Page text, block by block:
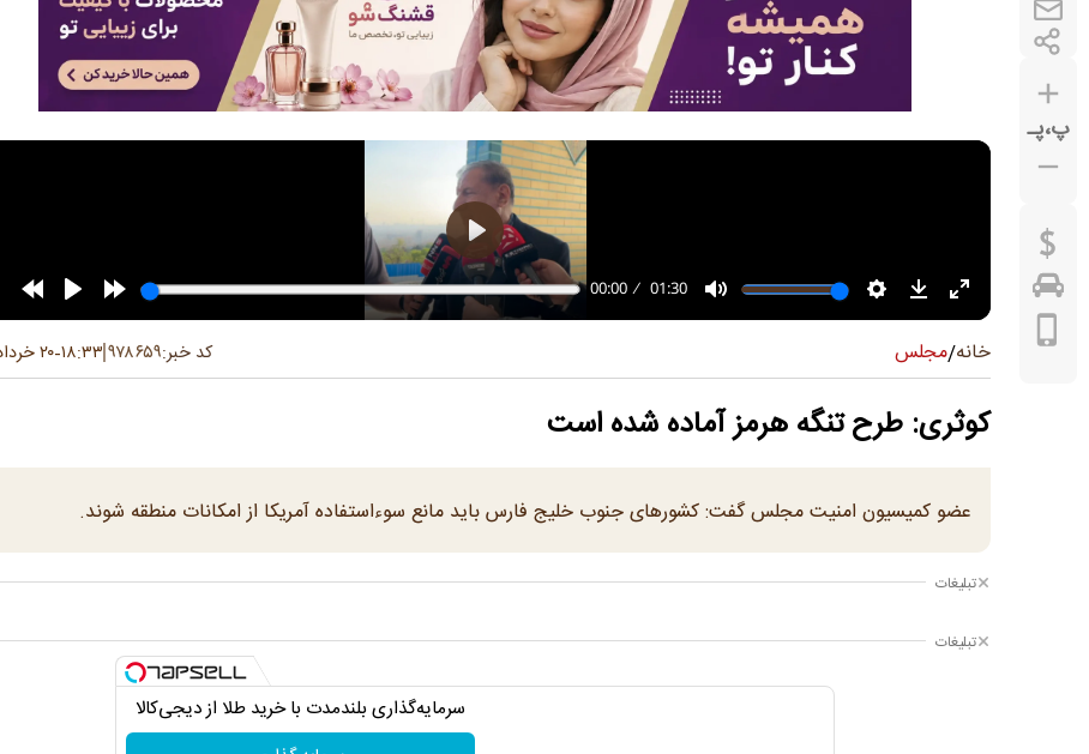
پ،پـ
خانه/مجلس کد خبر:۹۷۸۶۵۹ ۱۸:۳۳-۲۰ خرداد ۱۴۰۵
کوثری: طرح تنگه هرمز آماده شده است
عضو کمیسیون امنیت مجلس گفت: کشورهای جنوب خلیج فارس باید مانع سوءاستفاده آمریکا از امکانات منطقه شوند.
تبلیغات
تبلیغات
سرمایه‌گذاری بلندمدت با خرید طلا از دیجی‌کالا